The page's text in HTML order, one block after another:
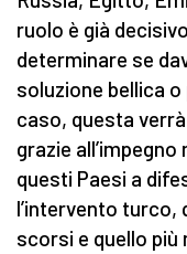
ruolo è già
determinare se
soluzione bellica
caso, questa
grazie
questi Paesi a
l’intervento turco,
scorsi e quello più